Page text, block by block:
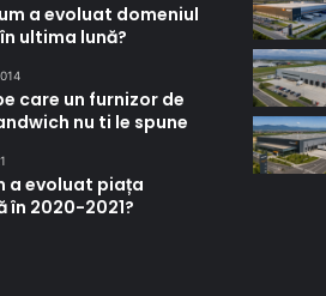
a evoluat domeniul
ultima lună?
care un furnizor de
nu ti le spune
a evoluat piața
în 2020-2021?